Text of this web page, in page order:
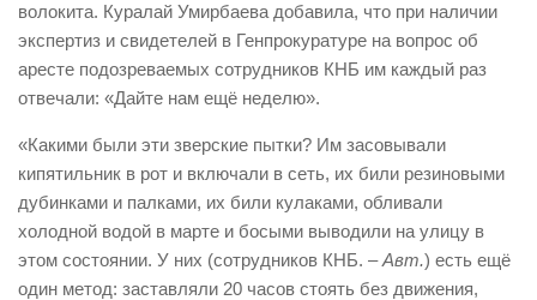
волокита. Куралай Умирбаева добавила, что при наличии
экспертиз и свидетелей в Генпрокуратуре на вопрос об
аресте подозреваемых сотрудников КНБ им каждый раз
отвечали: «Дайте нам ещё неделю».
«Какими были эти зверские пытки? Им засовывали
кипятильник в рот и включали в сеть, их били резиновыми
дубинками и палками, их били кулаками, обливали
холодной водой в марте и босыми выводили на улицу в
этом состоянии. У них (сотрудников КНБ. –Авт.) есть ещё
один метод: заставляли 20 часов стоять без движения,